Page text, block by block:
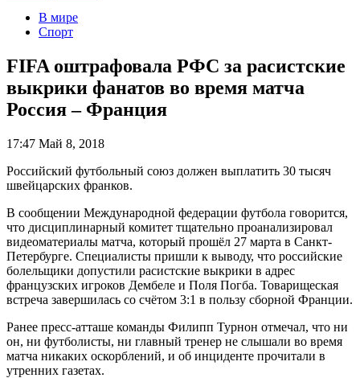
В мире
Спорт
FIFA оштрафовала РФС за расистские
выкрики фанатов во время матча
Россия – Франция
17:47 Май 8, 2018
Российский футбольный союз должен выплатить 30 тысяч
швейцарских франков.
В сообщении Международной федерации футбола говорится,
что дисциплинарный комитет тщательно проанализировал
видеоматериалы матча, который прошёл 27 марта в Санкт-
Петербурге. Специалисты пришли к выводу, что российские
болельщики допустили расистские выкрики в адрес
французских игроков Дембеле и Поля Погба. Товарищеская
встреча завершилась со счётом 3:1 в пользу сборной Франции.
Ранее пресс-атташе команды Филипп Турнон отмечал, что ни
он, ни футболисты, ни главный тренер не слышали во время
матча никаких оскорблений, и об инциденте прочитали в
утренних газетах.